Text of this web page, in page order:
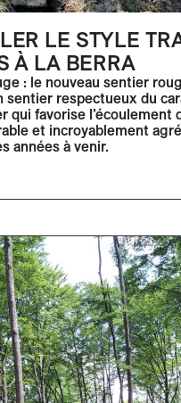
LE STYLE
À LA BERRA
: le nouveau sentier
sentier respectueux du
qui favorise l’écoulement
et incroyablement
années à venir.